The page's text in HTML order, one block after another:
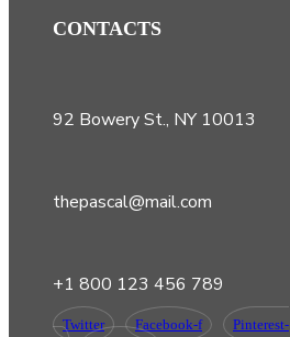
CONTACTS
92 Bowery St., NY 10013
thepascal@mail.com
+1 800 123 456 789
Twitter Facebook-f
Pinterest-